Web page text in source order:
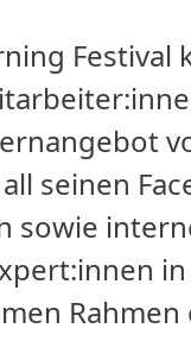
Festival
seinen
sowie
Rahmen